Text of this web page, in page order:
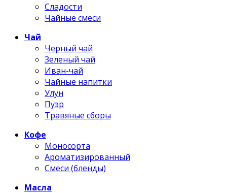
Сладости
Чайные смеси
Чай
Черный чай
Зеленый чай
Иван-чай
Чайные напитки
Улун
Пуэр
Травяные сборы
Кофе
Моносорта
Ароматизированный
Смеси (бленды)
Масла